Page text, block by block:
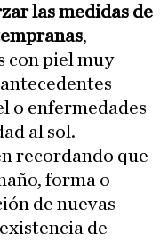
las medidas de
,
con piel muy
o enfermedades
al sol.
recordando que
forma o
de nuevas
de